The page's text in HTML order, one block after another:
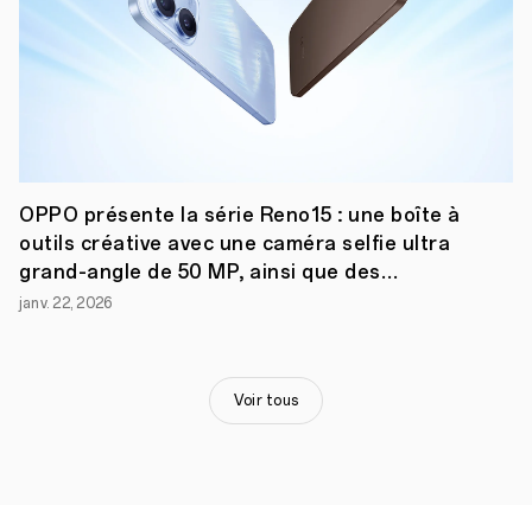
OPPO présente la série Reno15 : une boîte à
outils créative avec une caméra selfie ultra
grand-angle de 50 MP, ainsi que des
fonctionnalités photo portrait et vidéo
janv. 22, 2026
Voir tous